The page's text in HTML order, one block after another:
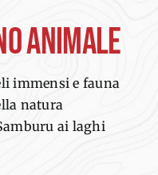
ANIMALE
immensi e fauna
natura
ai laghi